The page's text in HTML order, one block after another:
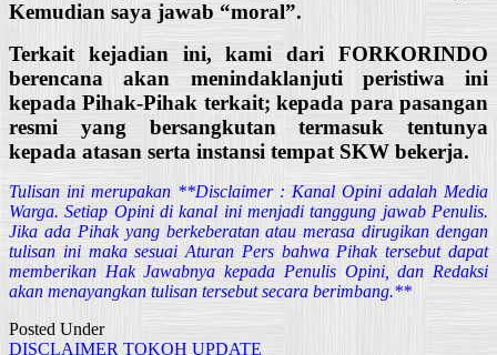
Kemudian saya jawab “moral”.
Terkait kejadian ini, kami dari FORKORINDO
berencana akan menindaklanjuti peristiwa ini
kepada Pihak-Pihak terkait; kepada para pasangan
resmi yang bersangkutan termasuk tentunya
kepada atasan serta instansi tempat SKW bekerja.
Tulisan ini merupakan **Disclaimer : Kanal Opini adalah Media
Warga. Setiap Opini di kanal ini menjadi tanggung jawab Penulis.
Jika ada Pihak yang berkeberatan atau merasa dirugikan dengan
tulisan ini maka sesuai Aturan Pers bahwa Pihak tersebut dapat
memberikan Hak Jawabnya kepada Penulis Opini, dan Redaksi
akan menayangkan tulisan tersebut secara berimbang.**
Posted Under
DISCLAIMER TOKOH UPDATE